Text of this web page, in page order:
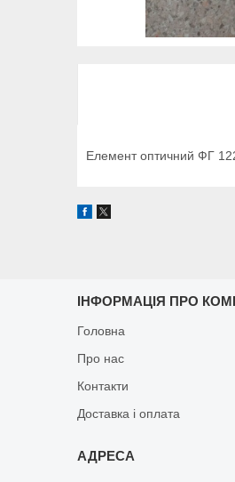
Елемент оптичний ФГ
ІНФОРМАЦІЯ ПРО
Головна
Про нас
Контакти
Доставка і оплата